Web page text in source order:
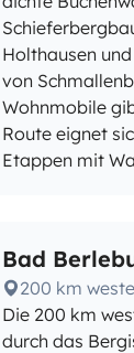
Holthausen
von
Wohnmobile
Route eignet
Etappen mit
Bad
200 km
Die 200 km
durch das